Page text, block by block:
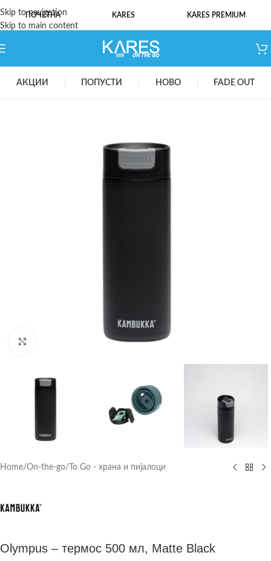
Skip to navigation
Skip to main content
ПОЧЕТНА KARES KARES PREMIUM
АКЦИИ ПОПУСТИ НОВО FADE OUT
Home/On-the-go/ To Go - храна и пијалоци
Olympus – термос 500 мл, Matte Black